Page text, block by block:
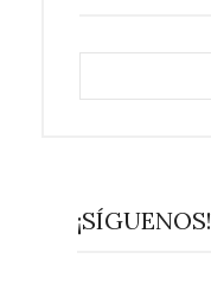
¡SÍGUENOS!